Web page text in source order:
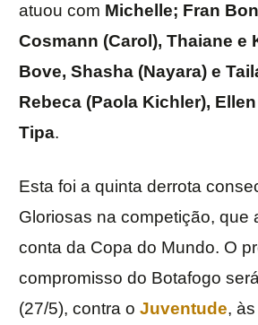
atuou com Michelle; Fran
Cosmann (Carol), Thaiane e
Bove, Shasha (Nayara) e
Rebeca (Paola Kichler),
Tipa.
Esta foi a quinta derrota
Gloriosas na competição, que
conta da Copa do Mundo. O
compromisso do Botafogo
(27/5), contra o Juventude,